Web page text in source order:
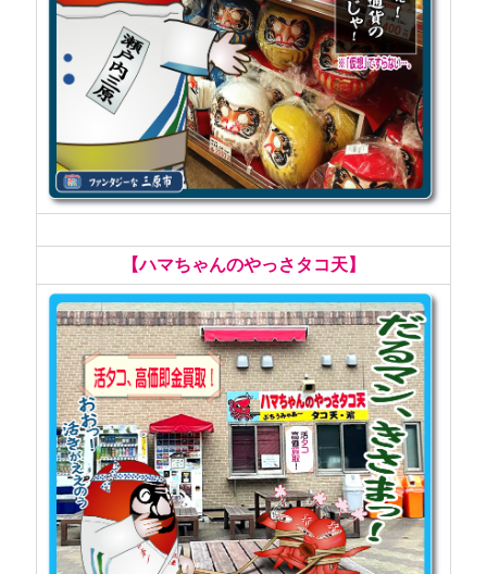
【ハマちゃんのやっさタコ天】